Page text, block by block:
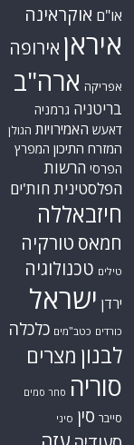
או"ם אוקראינה
איראן אירופה
אפריקה ארה"ב
בריטניה גרמניה
דאעש האמירויות הגולן
המזרח התיכון המפרץ
הפרסי הרשות
הפלסטינית חות'ים
חיזבאללה
חמאס טורקיה
טילים טכנולוגיה
ירדן ישראל
כורדים כטב"מים כלכלה
לבנון מצרים
סוריה סחר סמים
סייבר סין סיני